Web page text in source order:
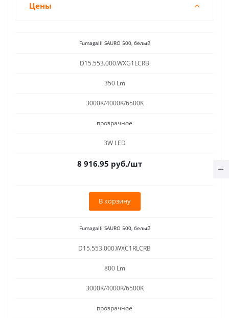
Цены
Fumagalli SAURO 500, белый
D15.553.000.WXG1LCRB
350 Lm
3000K/4000K/6500K
прозрачное
3W LED
8 916.95 руб./шт
В корзину
Fumagalli SAURO 500, белый
D15.553.000.WXC1RLCRB
800 Lm
3000K/4000K/6500K
прозрачное